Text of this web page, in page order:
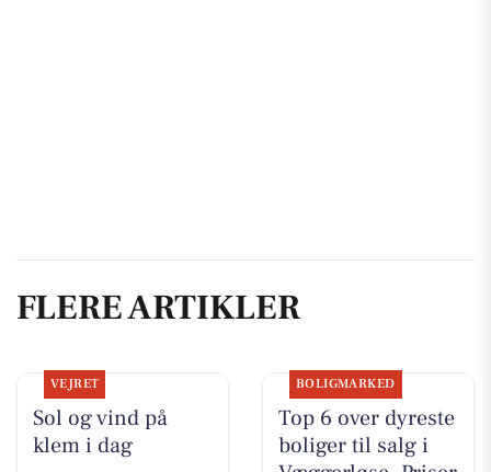
FLERE ARTIKLER
VEJRET
Sol og vind på
klem i dag
BOLIGMARKED
Top 6 over dyreste
boliger til salg i